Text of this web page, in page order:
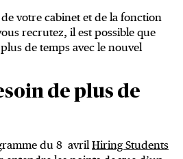
votre cabinet et de la fonction
recrutez, il est possible que
de temps avec le nouvel
de plus de
du 8 avrilHiring Students